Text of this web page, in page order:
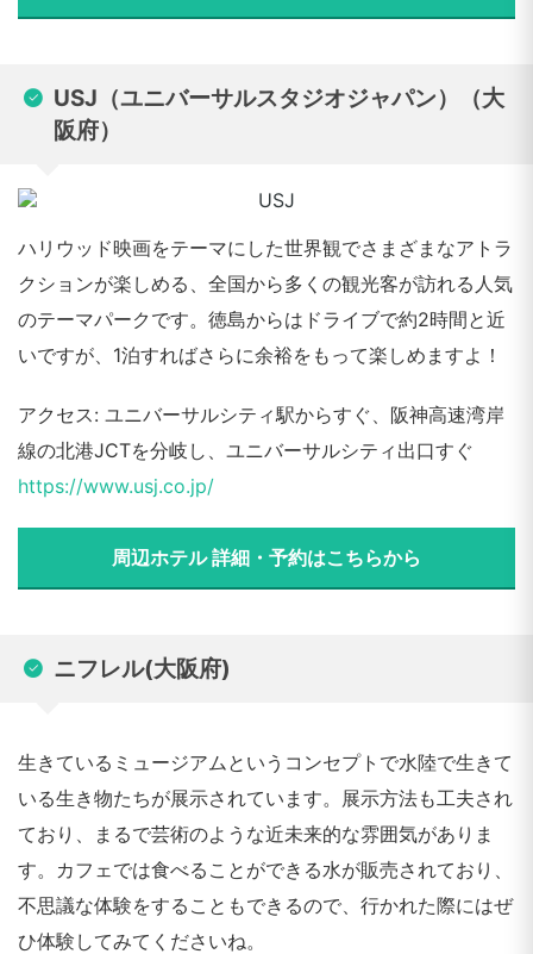
USJ（ユニバーサルスタジオジャパン）（大
阪府）
ハリウッド映画をテーマにした世界観でさまざまなアトラ
クションが楽しめる、全国から多くの観光客が訪れる人気
のテーマパークです。徳島からはドライブで約2時間と近
いですが、1泊すればさらに余裕をもって楽しめますよ！
アクセス: ユニバーサルシティ駅からすぐ、阪神高速湾岸
線の北港JCTを分岐し、ユニバーサルシティ出口すぐ
https://www.usj.co.jp/
周辺ホテル 詳細・予約はこちらから
ニフレル(大阪府)
生きているミュージアムというコンセプトで水陸で生きて
いる生き物たちが展示されています。展示方法も工夫され
ており、まるで芸術のような近未来的な雰囲気がありま
す。カフェでは食べることができる水が販売されており、
不思議な体験をすることもできるので、行かれた際にはぜ
ひ体験してみてくださいね。